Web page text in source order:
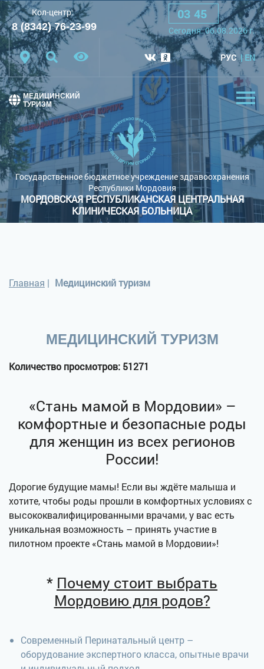
Шрифт: A A A
Цветовая схема: Черная схема
Обычный сайт
Кол-центр:
8 (8342) 76-23-99
03 45
Cегодня:06.08.2026г.
РУС EN
Государственное бюджетное учреждение здравоохранения
Республики Мордовия
МОРДОВСКАЯ РЕСПУБЛИКАНСКАЯ ЦЕНТРАЛЬНАЯ
КЛИНИЧЕСКАЯ БОЛЬНИЦА
МЕДИЦИНСКИЙ
ТУРИЗМ
Главная | Медицинский туризм
МЕДИЦИНСКИЙ ТУРИЗМ
Количество просмотров: 51271
«Стань мамой в Мордовии» –
комфортные и безопасные роды
для женщин из всех регионов
России!
Дорогие будущие мамы! Если вы ждёте малыша и
хотите, чтобы роды прошли в комфортных условиях с
высококвалифицированными врачами, у вас есть
уникальная возможность – принять участие в
пилотном проекте «Стань мамой в Мордовии»!
* Почему стоит выбрать
Мордовию для родов?
Современный Перинатальный центр –
оборудование экспертного класса, опытные врачи